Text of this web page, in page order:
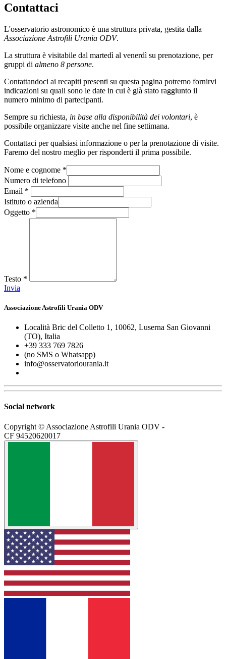
Contattaci
L'osservatorio astronomico è una struttura privata, gestita dalla
Associazione Astrofili Urania ODV.
La struttura è visitabile dal martedì al venerdì su prenotazione, per
gruppi di almeno 8 persone.
Contattandoci ai recapiti presenti su questa pagina potremo fornirvi
indicazioni su quali sono le date in cui è già stato raggiunto il
numero minimo di partecipanti.
Sempre su richiesta, in base alla disponibilità dei volontari, è
possibile organizzare visite anche nel fine settimana.
Contattaci per qualsiasi informazione o per la prenotazione di visite.
Faremo del nostro meglio per risponderti il prima possibile.
Nome e cognome *
Numero di telefono
Email *
Istituto o azienda
Oggetto *
Testo *
Invia
Associazione Astrofili Urania ODV
Località Bric del Colletto 1, 10062, Luserna San Giovanni
(TO), Italia
+39 333 769 7826
(no SMS o Whatsapp)
info@osservatoriourania.it
Social network
Copyright © Associazione Astrofili Urania ODV -
CF 94520620017